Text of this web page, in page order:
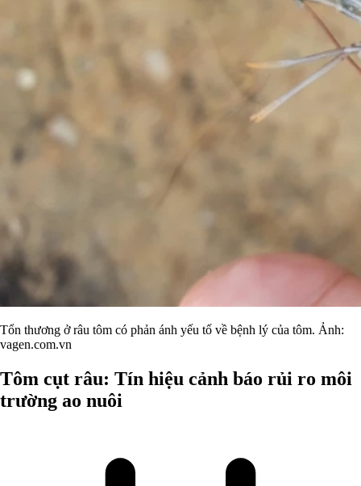
Tổn thương ở râu tôm có phản ánh yếu tố về bệnh lý của tôm. Ảnh:
vagen.com.vn
Tôm cụt râu: Tín hiệu cảnh báo rủi ro môi
trường ao nuôi